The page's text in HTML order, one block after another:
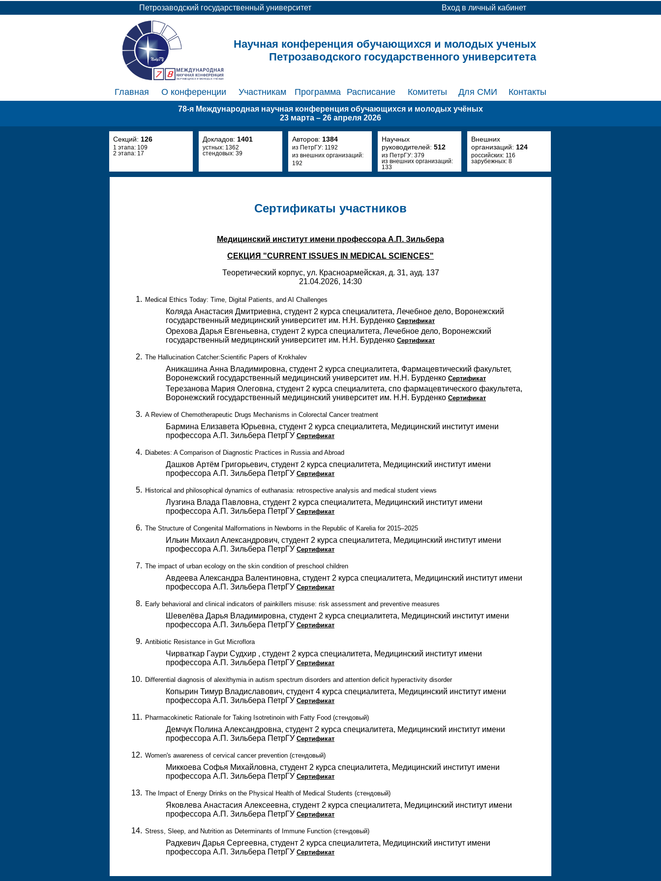
Петрозаводский государственный университет Вход в личный кабинет
Научная конференция обучающихся и молодых ученых
Петрозаводского государственного университета
Главная О конференции Участникам Программа Расписание Комитеты Для СМИ Контакты
78-я Международная научная конференция обучающихся и молодых учёных
23 марта – 26 апреля 2026
Секций: 126
1 этапа: 109
2 этапа: 17
Докладов: 1401
устных: 1362
стендовых: 39
Авторов: 1384
из ПетрГУ: 1192
из внешних организаций:
192
Научных
руководителей: 512
из ПетрГУ: 379
из внешних организаций:
133
Внешних
организаций: 124
российских: 116
зарубежных: 8
Сертификаты участников
Медицинский институт имени профессора А.П. Зильбера
СЕКЦИЯ "CURRENT ISSUES IN MEDICAL SCIENCES"
Теоретический корпус, ул. Красноармейская, д. 31, ауд. 137
21.04.2026, 14:30
Medical Ethics Today: Time, Digital Patients, and AI Challenges
Коляда Анастасия Дмитриевна, студент 2 курса специалитета, Лечебное дело, Воронежский
государственный медицинский университет им. Н.Н. Бурденко Сертификат
Орехова Дарья Евгеньевна, студент 2 курса специалитета, Лечебное дело, Воронежский
государственный медицинский университет им. Н.Н. Бурденко Сертификат
The Hallucination Catcher:Scientific Papers of Krokhalev
Аникашина Анна Владимировна, студент 2 курса специалитета, Фармацевтический факультет,
Воронежский государственный медицинский университет им. Н.Н. Бурденко Сертификат
Терезанова Мария Олеговна, студент 2 курса специалитета, спо фармацевтического факультета,
Воронежский государственный медицинский университет им. Н.Н. Бурденко Сертификат
A Review of Chemotherapeutic Drugs Mechanisms in Colorectal Cancer treatment
Бармина Елизавета Юрьевна, студент 2 курса специалитета, Медицинский институт имени
профессора А.П. Зильбера ПетрГУ Сертификат
Diabetes: A Comparison of Diagnostic Practices in Russia and Abroad
Дашков Артём Григорьевич, студент 2 курса специалитета, Медицинский институт имени
профессора А.П. Зильбера ПетрГУ Сертификат
Historical and philosophical dynamics of euthanasia: retrospective analysis and medical student views
Лузгина Влада Павловна, студент 2 курса специалитета, Медицинский институт имени
профессора А.П. Зильбера ПетрГУ Сертификат
The Structure of Congenital Malformations in Newborns in the Republic of Karelia for 2015–2025
Ильин Михаил Александрович, студент 2 курса специалитета, Медицинский институт имени
профессора А.П. Зильбера ПетрГУ Сертификат
The impact of urban ecology on the skin condition of preschool children
Авдеева Александра Валентиновна, студент 2 курса специалитета, Медицинский институт имени
профессора А.П. Зильбера ПетрГУ Сертификат
Early behavioral and clinical indicators of painkillers misuse: risk assessment and preventive measures
Шевелёва Дарья Владимировна, студент 2 курса специалитета, Медицинский институт имени
профессора А.П. Зильбера ПетрГУ Сертификат
Antibiotic Resistance in Gut Microflora
Чирваткар Гаури Судхир , студент 2 курса специалитета, Медицинский институт имени
профессора А.П. Зильбера ПетрГУ Сертификат
Differential diagnosis of alexithymia in autism spectrum disorders and attention deficit hyperactivity disorder
Копырин Тимур Владиславович, студент 4 курса специалитета, Медицинский институт имени
профессора А.П. Зильбера ПетрГУ Сертификат
Pharmacokinetic Rationale for Taking Isotretinoin with Fatty Food (стендовый)
Демчук Полина Александровна, студент 2 курса специалитета, Медицинский институт имени
профессора А.П. Зильбера ПетрГУ Сертификат
Women's awareness of cervical cancer prevention (стендовый)
Миккоева Софья Михайловна, студент 2 курса специалитета, Медицинский институт имени
профессора А.П. Зильбера ПетрГУ Сертификат
The Impact of Energy Drinks on the Physical Health of Medical Students (стендовый)
Яковлева Анастасия Алексеевна, студент 2 курса специалитета, Медицинский институт имени
профессора А.П. Зильбера ПетрГУ Сертификат
Stress, Sleep, and Nutrition as Determinants of Immune Function (стендовый)
Радкевич Дарья Сергеевна, студент 2 курса специалитета, Медицинский институт имени
профессора А.П. Зильбера ПетрГУ Сертификат